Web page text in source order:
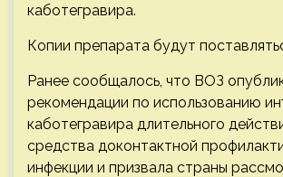
каботегравира.
Копии препарата будут
Ранее сообщалось, что ВОЗ
рекомендации по использованию
каботегравира длительного
средства доконтактной
инфекции и призвала страны